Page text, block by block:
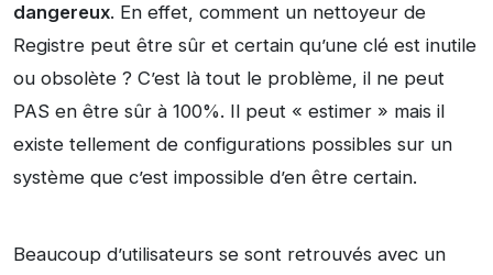
dangereux. En effet, comment un nettoyeur de
Registre peut être sûr et certain qu’une clé est inutile
ou obsolète ? C’est là tout le problème, il ne peut
PAS en être sûr à 100%. Il peut « estimer » mais il
existe tellement de configurations possibles sur un
système que c’est impossible d’en être certain.
Beaucoup d’utilisateurs se sont retrouvés avec un